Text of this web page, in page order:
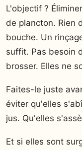
L'objectif ?
de plancton. Rien
bouche. Un
suffit. Pas besoin
brosser. Elles ne
Faites-le juste
éviter qu'elles
jus. Qu'elles
Et si elles sont